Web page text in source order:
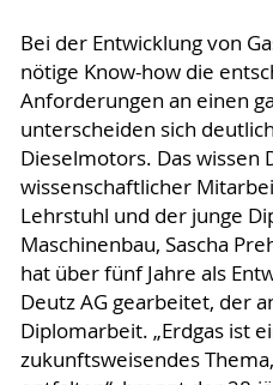
Bei der Entwicklung von
nötige Know-how die
Anforderungen an einen
unterscheiden sich
Dieselmotors. Das wissen
wissenschaftlicher
Lehrstuhl und der junge
Maschinenbau, Sascha
hat über fünf Jahre als
Deutz AG gearbeitet, der
Diplomarbeit. „Erdgas ist
zukunftsweisendes